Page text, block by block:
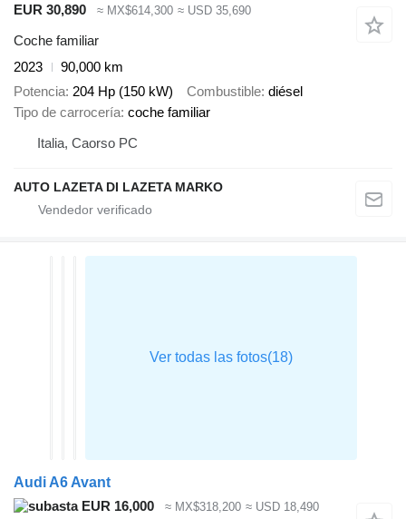
EUR 30,890
≈ MX$614,300 ≈ USD 35,690
Coche familiar
2023
90,000 km
Potencia 204 Hp (150 kW) Combustible diésel
Tipo de carrocería coche familiar
Italia, Caorso PC
AUTO LAZETA DI LAZETA MARKO
Audi A6 Avant
EUR 16,000
≈ MX$318,200 ≈ USD 18,490